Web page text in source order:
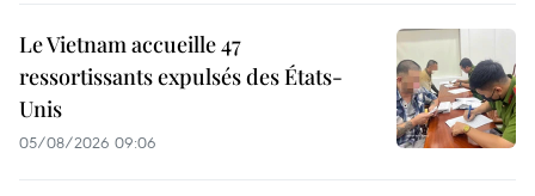
Le Vietnam accueille 47
ressortissants expulsés des États-
Unis
05/08/2026 09:06